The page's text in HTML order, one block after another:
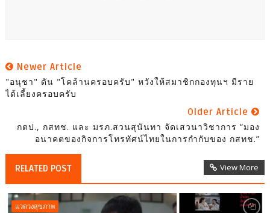
Newer Article
"อนุชา" ดัน "โคล้านครอบครับ" หวังให้สมาชิกกองทุนฯ มีราย
ได้เลี้ยงครอบครับ
Older Article
กตป., กสทช. และ มรภ.สวนสุนันทา จัดเสวนาวิชาการ “มอง
อนาคตของกิจการโทรทัศน์ไทยในการกำกับของ กสทช.”
RELATED POST View More
แวดวงสุขภาพ